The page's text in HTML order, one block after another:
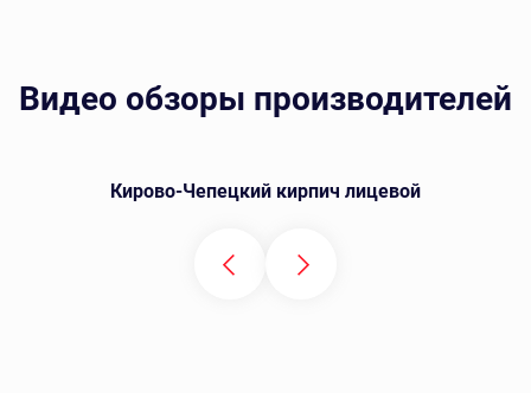
Видео обзоры производителей
Кирово-Чепецкий кирпич лицевой